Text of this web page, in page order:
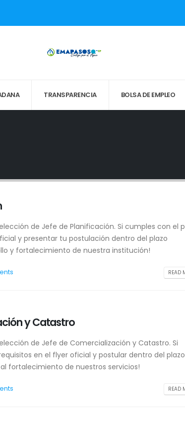
TRANSPARENCIA BOLSA DE EMPLEO
de Jefe de Planificación. Si cumples con el
y presentar tu postulación dentro del plazo
y fortalecimiento de nuestra institución!
READ
y Catastro
de Jefe de Comercialización y Catastro. Si
en el flyer oficial y postular dentro del plazo
fortalecimiento de nuestros servicios!
READ
DE FIESTA!
Convocatoria laboral Jefe
Comercialización y
agosto 5, 2026